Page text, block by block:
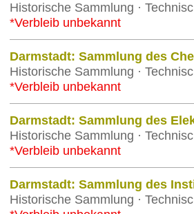
Historische Sammlung ·
*Verbleib unbekannt
Darmstadt: Sammlung des
Historische Sammlung ·
*Verbleib unbekannt
Darmstadt: Sammlung des
Historische Sammlung ·
*Verbleib unbekannt
Darmstadt: Sammlung des
Historische Sammlung ·